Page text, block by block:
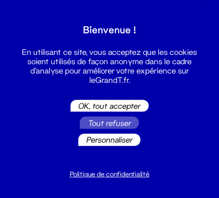
Grand T :
Bienvenue !
En utilisant ce site, vous acceptez que les cookies
soient utilisés de façon anonyme dans le cadre
d'analyse pour améliorer votre expérience sur
leGrandT.fr.
OK, tout accepter
Tout refuser
Personnaliser
Politique de confidentialité